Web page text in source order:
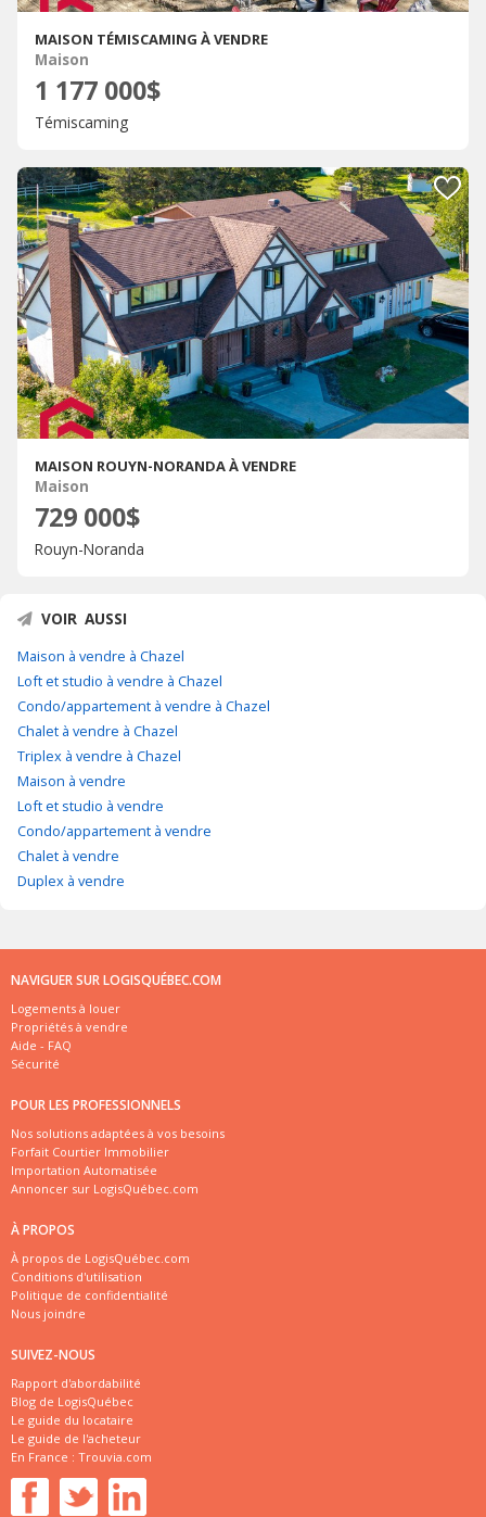
MAISON TÉMISCAMING À VENDRE
Maison
1 177 000$
Témiscaming
MAISON ROUYN-NORANDA À VENDRE
Maison
729 000$
Rouyn-Noranda
VOIR AUSSI
Maison à vendre à Chazel
Loft et studio à vendre à Chazel
Condo/appartement à vendre à Chazel
Chalet à vendre à Chazel
Triplex à vendre à Chazel
Maison à vendre
Loft et studio à vendre
Condo/appartement à vendre
Chalet à vendre
Duplex à vendre
NAVIGUER SUR LOGISQUÉBEC.COM
Logements à louer
Propriétés à vendre
Aide - FAQ
Sécurité
POUR LES PROFESSIONNELS
Nos solutions adaptées à vos besoins
Forfait Courtier Immobilier
Importation Automatisée
Annoncer sur LogisQuébec.com
À PROPOS
À propos de LogisQuébec.com
Conditions d'utilisation
Politique de confidentialité
Nous joindre
SUIVEZ-NOUS
Rapport d'abordabilité
Blog de LogisQuébec
Le guide du locataire
Le guide de l'acheteur
En France : Trouvia.com